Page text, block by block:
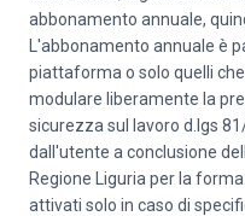
abbonamento annuale,
L'abbonamento annuale è
piattaforma o solo quelli
modulare liberamente la
sicurezza sul lavoro d.lgs
dall'utente a conclusione
Regione Liguria per la
attivati solo in caso di